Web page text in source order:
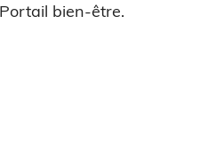
bien-être.